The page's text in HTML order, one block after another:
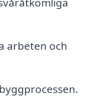
arbeten och